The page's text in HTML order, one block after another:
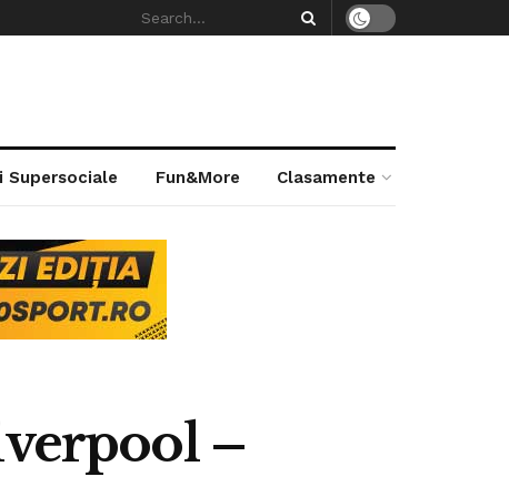
Supersociale Fun&More Clasamente
–